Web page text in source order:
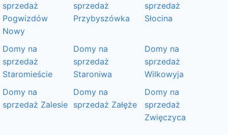
sprzedaż
Pogwizdów
Nowy
sprzedaż
Przybyszówka
sprzedaż
Słocina
Domy na
sprzedaż
Staromieście
Domy na
sprzedaż
Staroniwa
Domy na
sprzedaż
Wilkowyja
Domy na
sprzedaż Zalesie
Domy na
sprzedaż Załęże
Domy na
sprzedaż
Zwięczyca